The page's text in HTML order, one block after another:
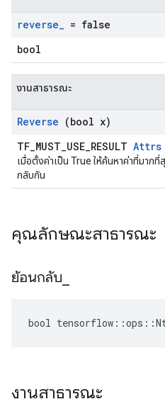
reverse_ = false
bool
งานสาธารณะ
Reverse (bool x)
TF_MUST_USE_RESULT Attrs
เมื่อตั้งค่าเป็น True ให้ค้นหาค่าที่มากที่
กลับกัน
คุณลักษณะสาธารณะ
ย้อนกลับ
bool
งานสาธารณะ